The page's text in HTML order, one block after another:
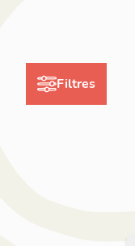
Filtres